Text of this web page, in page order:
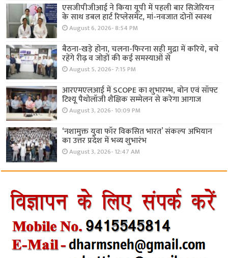
एसजीपीजीआई ने किया यूपी में पहली बार सिजेरियन
के साथ डबल हार्ट रिप्लेसमेंट, मां-नवजात दोनों स्वस्थ
August 6, 2026- 8:54 PM
बैठना-खड़े होना, चलना-फिरना सही मुद्रा में करिये, बचे
रहेंगे रीढ़ व जोड़ों की कई समस्याओं से
August 5, 2026- 7:15 PM
आरएमएलआई में SCOPE का शुभारम्भ, बोन एवं सॉफ्ट
टिश्यू पैथोलॉजी शैक्षिक सम्मेलन से करेगा आगाज
August 3, 2026- 10:09 PM
‘नशामुक्त युवा फॉर विकसित भारत’ संकल्प अभियान
का उत्तर प्रदेश में भव्य शुभारंभ
August 3, 2026- 12:47 AM